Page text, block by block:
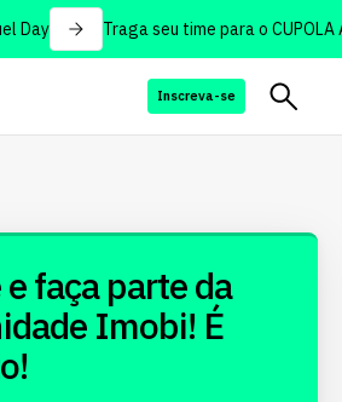
Day Traga seu time para o CUPOLA
Inscreva-se
faça parte da
Imobi! É